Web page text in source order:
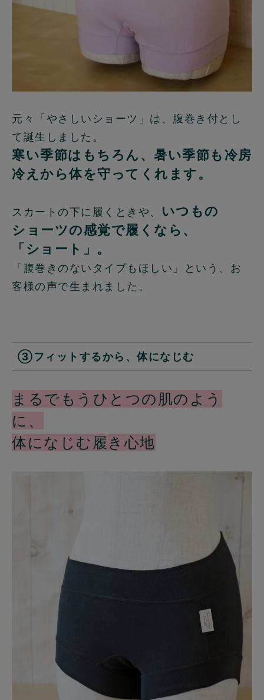
元々「やさしいショーツ」は、腹巻き付とし
て誕生しました。
寒い季節はもちろん、暑い季節も冷房
冷えから体を守ってくれます。
スカートの下に履くときや、
いつもの
ショーツの感覚で履くなら、
「ショート」。
「腹巻きのないタイプもほしい」という、お
客様の声で生まれました。
③フィットするから、体になじむ
まるでもうひとつの肌のよう
に、
体になじむ履き心地